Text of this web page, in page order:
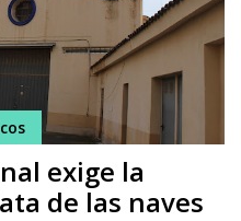
exige la
de las naves